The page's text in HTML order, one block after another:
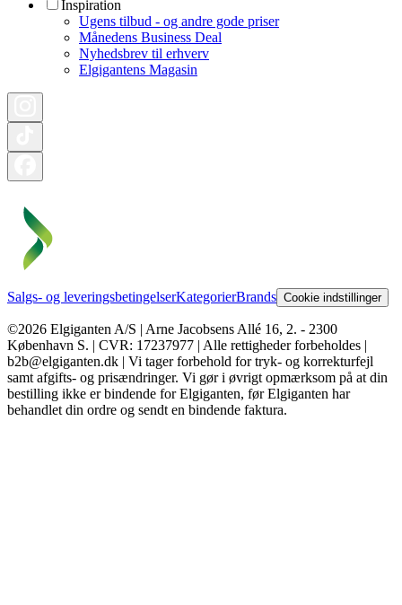
Inspiration
Ugens tilbud - og andre gode priser
Månedens Business Deal
Nyhedsbrev til erhverv
Elgigantens Magasin
Salgs- og leveringsbetingelserKategorierBrands Cookie indstillinger
©2026 Elgiganten A/S | Arne Jacobsens Allé 16, 2. - 2300
København S. | CVR: 17237977 | Alle rettigheder forbeholdes |
b2b@elgiganten.dk | Vi tager forbehold for tryk- og korrekturfejl
samt afgifts- og prisændringer. Vi gør i øvrigt opmærksom på at din
bestilling ikke er bindende for Elgiganten, før Elgiganten har
behandlet din ordre og sendt en bindende faktura.